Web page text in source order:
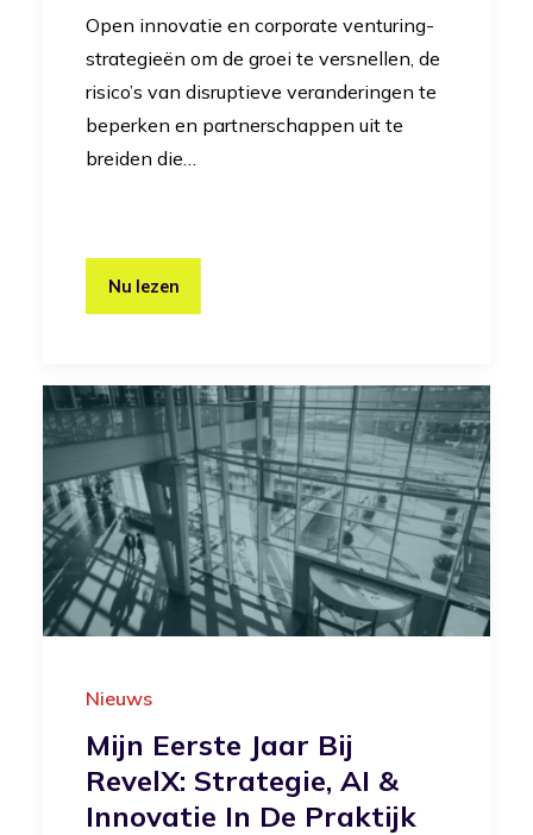
Open innovatie en corporate venturing-
strategieën om de groei te versnellen, de
risico’s van disruptieve veranderingen te
beperken en partnerschappen uit te
breiden die…
Nu lezen
Nieuws
Mijn Eerste Jaar Bij
RevelX: Strategie, AI &
Innovatie In De Praktijk